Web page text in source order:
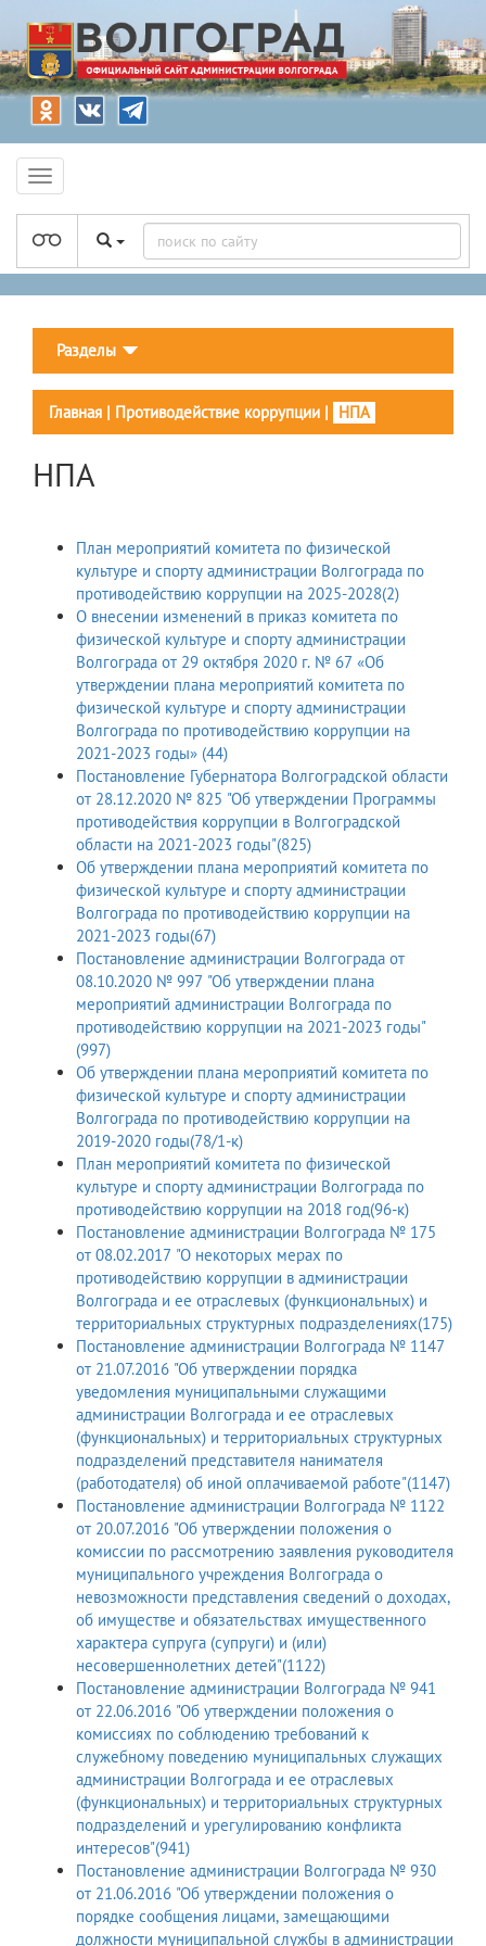
Разделы
Главная | Противодействие коррупции | НПА
НПА
План мероприятий комитета по физической
культуре и спорту администрации Волгограда по
противодействию коррупции на 2025-2028(2)
О внесении изменений в приказ комитета по
физической культуре и спорту администрации
Волгограда от 29 октября 2020 г. № 67 «Об
утверждении плана мероприятий комитета по
физической культуре и спорту администрации
Волгограда по противодействию коррупции на
2021-2023 годы» (44)
Постановление Губернатора Волгоградской области
от 28.12.2020 № 825 "Об утверждении Программы
противодействия коррупции в Волгоградской
области на 2021-2023 годы"(825)
Об утверждении плана мероприятий комитета по
физической культуре и спорту администрации
Волгограда по противодействию коррупции на
2021-2023 годы(67)
Постановление администрации Волгограда от
08.10.2020 № 997 "Об утверждении плана
мероприятий администрации Волгограда по
противодействию коррупции на 2021-2023 годы"
(997)
Об утверждении плана мероприятий комитета по
физической культуре и спорту администрации
Волгограда по противодействию коррупции на
2019-2020 годы(78/1-к)
План мероприятий комитета по физической
культуре и спорту администрации Волгограда по
противодействию коррупции на 2018 год(96-к)
Постановление администрации Волгограда № 175
от 08.02.2017 "О некоторых мерах по
противодействию коррупции в администрации
Волгограда и ее отраслевых (функциональных) и
территориальных структурных подразделениях(175)
Постановление администрации Волгограда № 1147
от 21.07.2016 "Об утверждении порядка
уведомления муниципальными служащими
администрации Волгограда и ее отраслевых
(функциональных) и территориальных структурных
подразделений представителя нанимателя
(работодателя) об иной оплачиваемой работе"(1147)
Постановление администрации Волгограда № 1122
от 20.07.2016 "Об утверждении положения о
комиссии по рассмотрению заявления руководителя
муниципального учреждения Волгограда о
невозможности представления сведений о доходах,
об имуществе и обязательствах имущественного
характера супруга (супруги) и (или)
несовершеннолетних детей"(1122)
Постановление администрации Волгограда № 941
от 22.06.2016 "Об утверждении положения о
комиссиях по соблюдению требований к
служебному поведению муниципальных служащих
администрации Волгограда и ее отраслевых
(функциональных) и территориальных структурных
подразделений и урегулированию конфликта
интересов"(941)
Постановление администрации Волгограда № 930
от 21.06.2016 "Об утверждении положения о
порядке сообщения лицами, замещающими
должности муниципальной службы в администрации